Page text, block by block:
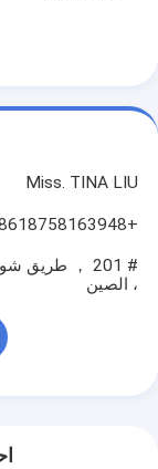
Miss. TINA LIU
+8618758163948
# 201 ， طريق
، الصين